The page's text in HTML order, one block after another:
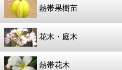
熱帯果樹苗
花木・庭木
熱帯花木